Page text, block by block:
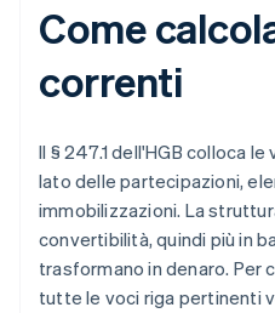
Come
correnti
Il § 247.1 dell'HGB colloca
lato delle partecipazioni,
immobilizzazioni. La
convertibilità, quindi più in
trasformano in denaro. Per
tutte le voci riga pertinenti